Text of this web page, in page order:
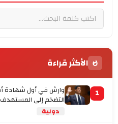
الأكثر قراءة
1
التضخم إلى المستهدف
دولية